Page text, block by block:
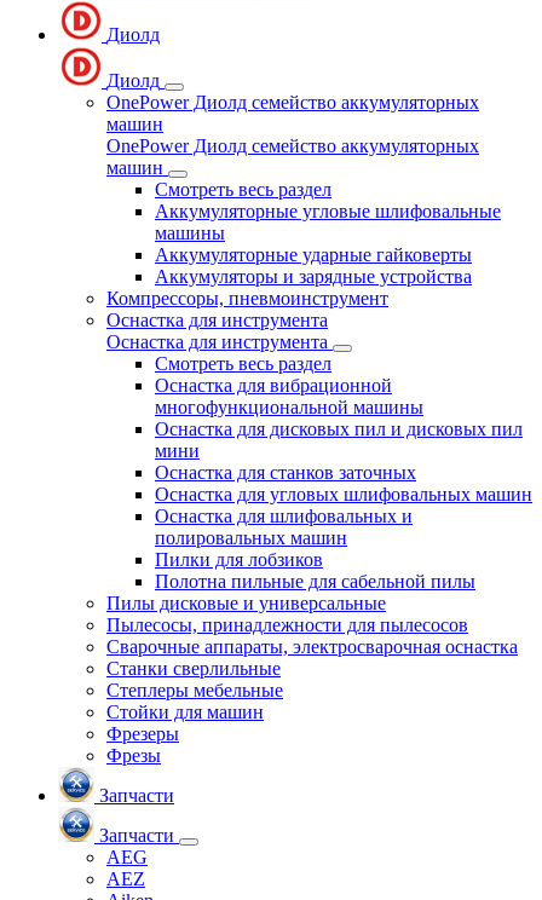
Диолд
Диолд
OnePower Диолд семейство аккумуляторных
машин
OnePower Диолд семейство аккумуляторных
машин
Смотреть весь раздел
Аккумуляторные угловые шлифовальные
машины
Аккумуляторные ударные гайковерты
Аккумуляторы и зарядные устройства
Компрессоры, пневмоинструмент
Оснастка для инструмента
Оснастка для инструмента
Смотреть весь раздел
Оснастка для вибрационной
многофункциональной машины
Оснастка для дисковых пил и дисковых пил
мини
Оснастка для станков заточных
Оснастка для угловых шлифовальных машин
Оснастка для шлифовальных и
полировальных машин
Пилки для лобзиков
Полотна пильные для сабельной пилы
Пилы дисковые и универсальные
Пылесосы, принадлежности для пылесосов
Сварочные аппараты, электросварочная оснастка
Станки сверлильные
Степлеры мебельные
Стойки для машин
Фрезеры
Фрезы
Запчасти
Запчасти
AEG
AEZ